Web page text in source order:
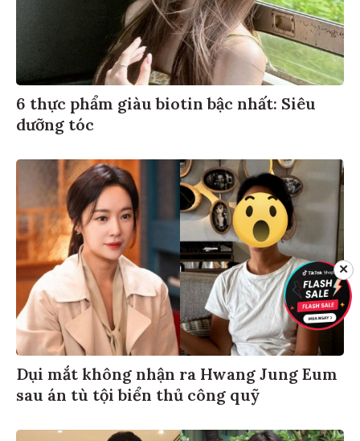
6 thực phẩm giàu biotin bậc nhất: Siêu
dưỡng tóc
Dụi mắt không nhận ra Hwang Jung Eum
sau án tù tội biển thủ công quỹ
✕